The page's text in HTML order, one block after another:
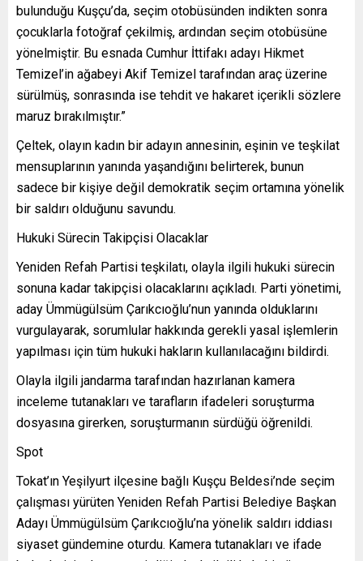
bulunduğu Kuşçu’da, seçim otobüsünden indikten sonra
çocuklarla fotoğraf çekilmiş, ardından seçim otobüsüne
yönelmiştir. Bu esnada Cumhur İttifakı adayı Hikmet
Temizel’in ağabeyi Akif Temizel tarafından araç üzerine
sürülmüş, sonrasında ise tehdit ve hakaret içerikli sözlere
maruz bırakılmıştır.”
Çeltek, olayın kadın bir adayın annesinin, eşinin ve teşkilat
mensuplarının yanında yaşandığını belirterek, bunun
sadece bir kişiye değil demokratik seçim ortamına yönelik
bir saldırı olduğunu savundu.
Hukuki Sürecin Takipçisi Olacaklar
Yeniden Refah Partisi teşkilatı, olayla ilgili hukuki sürecin
sonuna kadar takipçisi olacaklarını açıkladı. Parti yönetimi,
aday Ümmügülsüm Çarıkcıoğlu’nun yanında olduklarını
vurgulayarak, sorumlular hakkında gerekli yasal işlemlerin
yapılması için tüm hukuki hakların kullanılacağını bildirdi.
Olayla ilgili jandarma tarafından hazırlanan kamera
inceleme tutanakları ve tarafların ifadeleri soruşturma
dosyasına girerken, soruşturmanın sürdüğü öğrenildi.
Spot
Tokat’ın Yeşilyurt ilçesine bağlı Kuşçu Beldesi’nde seçim
çalışması yürüten Yeniden Refah Partisi Belediye Başkan
Adayı Ümmügülsüm Çarıkcıoğlu’na yönelik saldırı iddiası
siyaset gündemine oturdu. Kamera tutanakları ve ifade